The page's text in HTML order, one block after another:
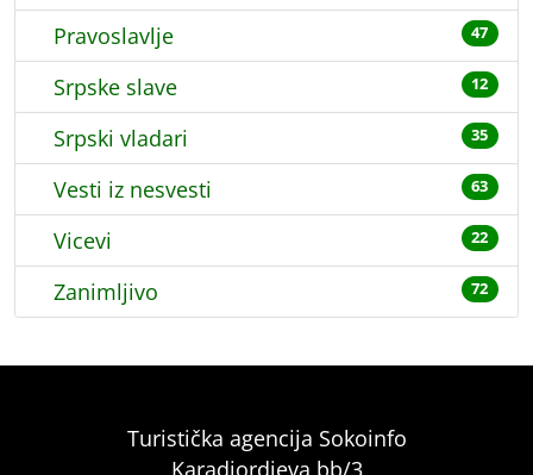
Pravoslavlje 47
Srpske slave 12
Srpski vladari 35
Vesti iz nesvesti 63
Vicevi 22
Zanimljivo 72
Turistička agencija Sokoinfo
Karadjordjeva bb/3